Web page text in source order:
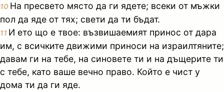
10 На пресвето място да ги ядете; всеки от мъжки
пол да яде от тях; свети да ти бъдат.
11 И ето що е твое: възвишаемият принос от дара
им, с всичките движими приноси на израилтяните;
давам ги на тебе, на синовете ти и на дъщерите ти
с тебе, като ваше вечно право. Който е чист у
дома ти да ги яде.